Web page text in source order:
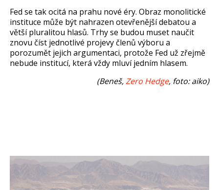
Fed se tak ocitá na prahu nové éry. Obraz monolitické
instituce může být nahrazen otevřenější debatou a
větší pluralitou hlasů. Trhy se budou muset naučit
znovu číst jednotlivé projevy členů výboru a
porozumět jejich argumentaci, protože Fed už zřejmě
nebude institucí, která vždy mluví jedním hlasem.
(Beneš,Zero Hedge, foto: aiko)